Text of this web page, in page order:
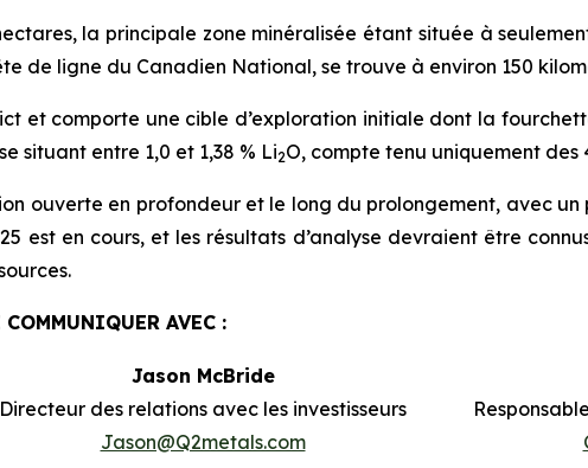
la principale zone minéralisée étant située à
de ligne du Canadien National, se trouve à environ 150
et comporte une cible d’exploration initiale dont la
situant entre 1,0 et 1,38 % Li2O, compte tenu uniquement
ouverte en profondeur et le long du prolongement, avec
est en cours, et les résultats d’analyse devraient être
AVEC :
Jason McBride
Directeur des relations avec les investisseurs
Jason@Q2metals.com